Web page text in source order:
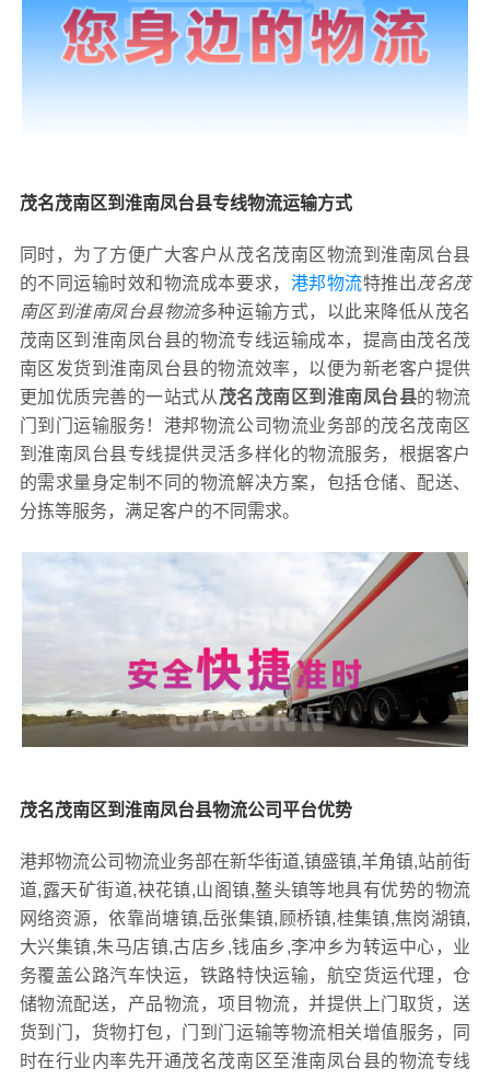
茂名茂南区到淮南凤台县专线物流运输方式
同时，为了方便广大客户从茂名茂南区物流到淮南凤台县
的不同运输时效和物流成本要求， 港邦物流特推出茂名茂
南区到淮南凤台县物流多种运输方式，以此来降低从茂名
茂南区到淮南凤台县的物流专线运输成本，提高由茂名茂
南区发货到淮南凤台县的物流效率，以便为新老客户提供
更加优质完善的一站式从 茂名茂南区到淮南凤台县的物流
门到门运输服务！港邦物流公司物流业务部的茂名茂南区
到淮南凤台县专线提供灵活多样化的物流服务，根据客户
的需求量身定制不同的物流解决方案，包括仓储、配送、
分拣等服务，满足客户的不同需求。
茂名茂南区到淮南凤台县物流公司平台优势
港邦物流公司物流业务部在新华街道,镇盛镇,羊角镇,站前街
道,露天矿街道,袂花镇,山阁镇,鳌头镇等地具有优势的物流
网络资源，依靠尚塘镇,岳张集镇,顾桥镇,桂集镇,焦岗湖镇,
大兴集镇,朱马店镇,古店乡,钱庙乡,李冲乡为转运中心，业
务覆盖公路汽车快运，铁路特快运输，航空货运代理，仓
储物流配送，产品物流，项目物流，并提供上门取货，送
货到门，货物打包，门到门运输等物流相关增值服务，同
时在行业内率先开通茂名茂南区至淮南凤台县的物流专线